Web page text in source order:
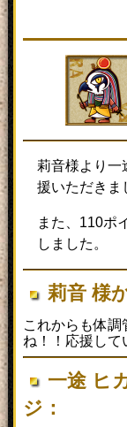
莉音様より一
援いただきま
また、110ポ
しました。
莉音 様
これからも体調
ね！！応援して
一途 ヒ
ジ：